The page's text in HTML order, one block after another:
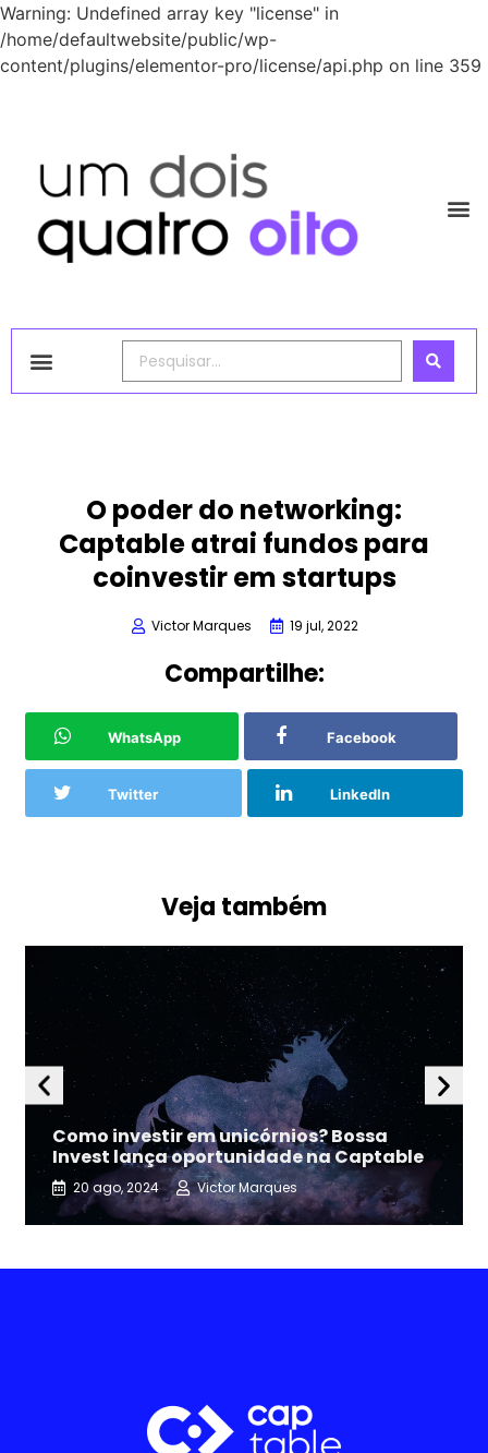
Warning: Undefined array key "license" in
/home/defaultwebsite/public/wp-
content/plugins/elementor-pro/license/api.php on line 359
O poder do networking:
Captable atrai fundos para
coinvestir em startups
Victor Marques 19 jul, 2022
Compartilhe:
WhatsApp Facebook
Twitter LinkedIn
Veja também
Como investir em unicórnios? Bossa
Invest lança oportunidade na Captable
20 ago, 2024 Victor Marques